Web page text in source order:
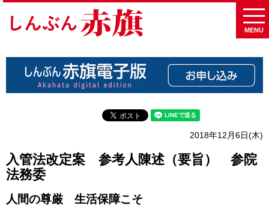
MENU
2018年12月6日(木)
入管法改定案 参考人陳述（要旨） 参院
法務委
人間の尊厳 生活保障こそ